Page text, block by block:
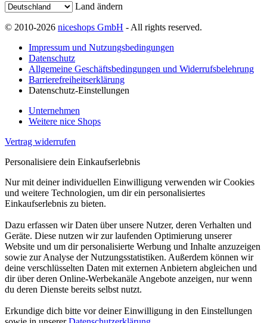
Land ändern
© 2010-2026 niceshops GmbH - All rights reserved.
Impressum und Nutzungsbedingungen
Datenschutz
Allgemeine Geschäftsbedingungen und Widerrufsbelehrung
Barrierefreiheitserklärung
Datenschutz-Einstellungen
Unternehmen
Weitere nice Shops
Vertrag widerrufen
Personalisiere dein Einkaufserlebnis
Nur mit deiner individuellen Einwilligung verwenden wir Cookies
und weitere Technologien, um dir ein personalisiertes
Einkaufserlebnis zu bieten.
Dazu erfassen wir Daten über unsere Nutzer, deren Verhalten und
Geräte. Diese nutzen wir zur laufenden Optimierung unserer
Website und um dir personalisierte Werbung und Inhalte anzuzeigen
sowie zur Analyse der Nutzungsstatistiken. Außerdem können wir
deine verschlüsselten Daten mit externen Anbietern abgleichen und
dir über deren Online-Werbekanäle Angebote anzeigen, nur wenn
du deren Dienste bereits selbst nutzt.
Erkundige dich bitte vor deiner Einwilligung in den Einstellungen